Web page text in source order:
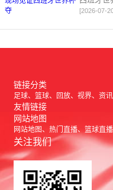
廷,综合
[2026-07-
链接分类
足球 篮球 回放 视界 资讯
友情链接
网站地图
网站地图 热门直播 篮球直播
关注我们